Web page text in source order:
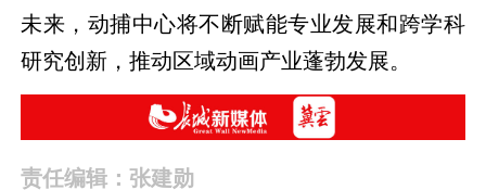
未来，动捕中心将不断赋能专业发展和跨学科
研究创新，推动区域动画产业蓬勃发展。
责任编辑：张建勋